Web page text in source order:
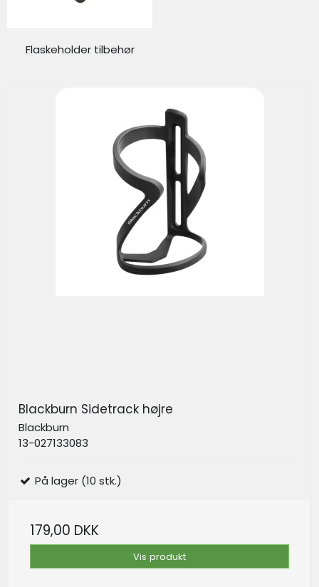
Flaskeholder tilbehør
Blackburn Sidetrack højre
Blackburn
13-027133083
På lager (10 stk.)
179,00 DKK
Vis produkt